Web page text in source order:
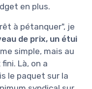
en plus.
à pétanquer", je
de prix, un étui
simple, mais au
Là, on a
le paquet sur la